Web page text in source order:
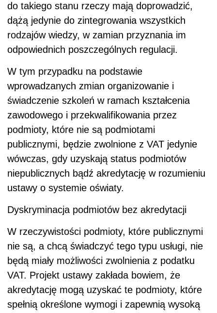
do takiego stanu rzeczy mają doprowadzić,
dążą jedynie do zintegrowania wszystkich
rodzajów wiedzy, w zamian przyznania im
odpowiednich poszczególnych regulacji.
W tym przypadku na podstawie
wprowadzanych zmian organizowanie i
świadczenie szkoleń w ramach kształcenia
zawodowego i przekwalifikowania przez
podmioty, które nie są podmiotami
publicznymi, będzie zwolnione z VAT jedynie
wówczas, gdy uzyskają status podmiotów
niepublicznych bądź akredytację w rozumieniu
ustawy o systemie oświaty.
Dyskryminacja podmiotów bez akredytacji
W rzeczywistości podmioty, które publicznymi
nie są, a chcą świadczyć tego typu usługi, nie
będą miały możliwości zwolnienia z podatku
VAT. Projekt ustawy zakłada bowiem, że
akredytację mogą uzyskać te podmioty, które
spełnią określone wymogi i zapewnią wysoką